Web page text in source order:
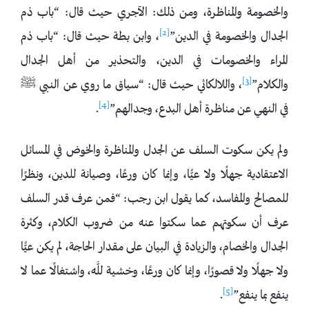
والخصومة والمناظرة، ومن ذلك: الآجري حيث قال: “باب ذم
الجدال والخصومة في الدين”[2]
، وابن بطة حيث قال: “باب ذم
المراء والخصومات في الدين، والتحذير من أهل الجدال
والكلام”[3]
، واللالكائي حيث قال: “سياق ما روي عن النبي ﷺ
في النهي عن مناظرة أهل البدع، وجدالهم”[4]
.
ولم يكن سكوت السلف عن الجدل والمناظرة والخوض في المسائل
الاعتقادية جهلًا ولا عيًّا، وإنما كان ورعًا، وصيانة للدين، ونظرًا
للمصالح والمفاسد، كما يقول ابن رجب: “فمن عرف قدر السلف
عرف أن سكوتهم عما سكتوا عنه من ضروب الكلام، وكثرة
الجدال والخصام، والزيادة في البيان على مقدار الحاجة، لم يكن عيًّا
ولا جهلًا ولا قصورًا، وإنما كان ورعًا، وخشية للَّه، واشتغالًا عما لا
ينفع بما ينفع”[5]
.